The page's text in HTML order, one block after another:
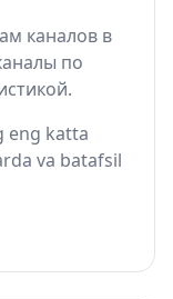
каналов в
по
eng katta
va batafsil